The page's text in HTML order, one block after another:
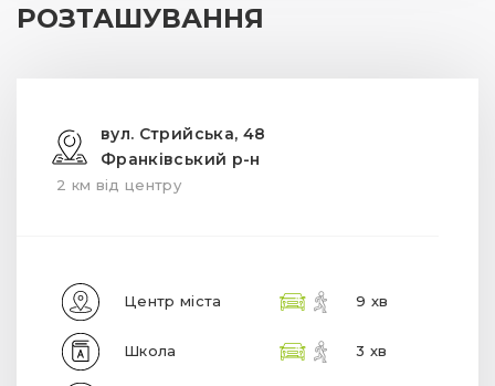
РОЗТАШУВАННЯ
вул. Стрийська, 48
Франківський р-н
2 км від центру
Центр міста 9 хв
Школа 3 хв